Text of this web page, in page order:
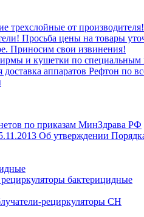
трехслойные от
Просьба цены на товары
Приносим свои извинения!
и кушетки по специальным
доставка аппаратов Рефтон по
по приказам МинЗдрава РФ
Об утверждении
бактерицидные
рециркуляторы СН